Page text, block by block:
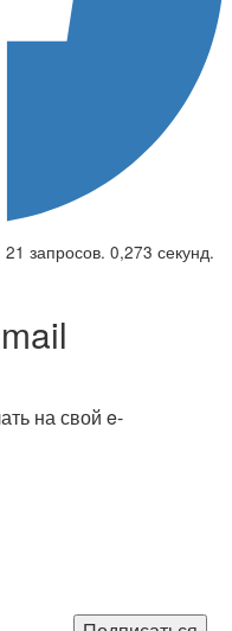
запросов. 0,273 секунд.
на свой e-